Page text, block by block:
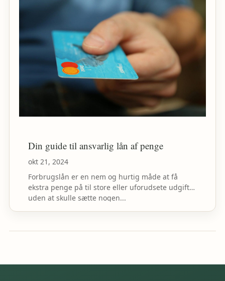
Din guide til ansvarlig lån af penge
okt 21, 2024
Forbrugslån er en nem og hurtig måde at få
ekstra penge på til store eller uforudsete udgifter
uden at skulle sætte nogen...